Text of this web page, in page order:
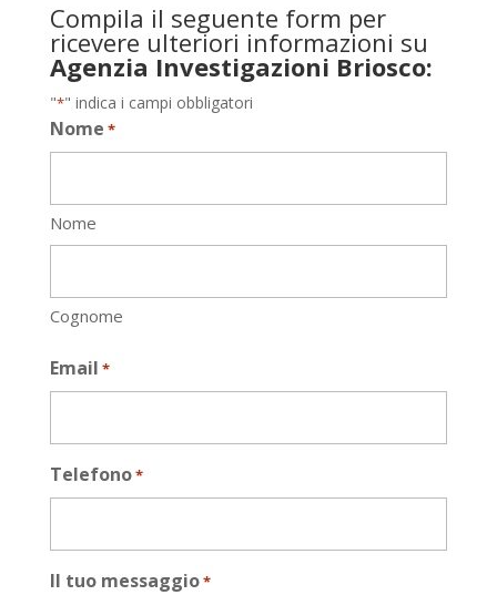
Compila il seguente form per
ricevere ulteriori informazioni su
Agenzia Investigazioni Briosco:
"*" indica i campi obbligatori
Nome *
Nome
Cognome
Email *
Telefono*
Il tuo messaggio*